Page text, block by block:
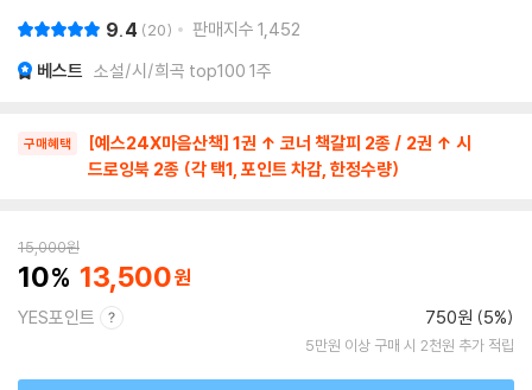
9.4 20 판매지수 1,452
베스트 소설/시/희곡 top100 1주
구매혜택
[예스24X마음산책] 1권 ↑ 코너 책갈피 2종 / 2권 ↑ 시
드로잉북 2종 (각 택1, 포인트 차감, 한정수량)
15,000원
10 13,500
YES포인트 750원 (5%)
5만원 이상 구매 시 2천원 추가 적립